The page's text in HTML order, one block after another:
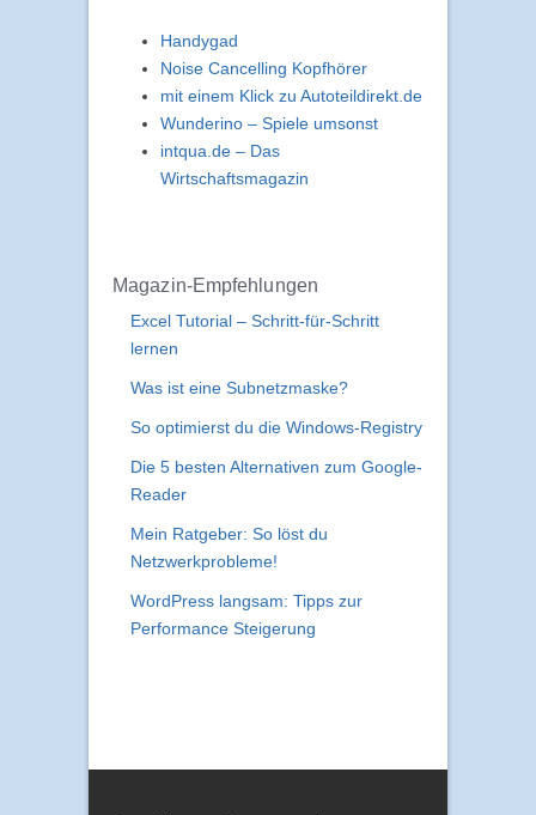
Handygad
Noise Cancelling Kopfhörer
mit einem Klick zu Autoteildirekt.de
Wunderino – Spiele umsonst
intqua.de – Das
Wirtschaftsmagazin
Magazin-Empfehlungen
Excel Tutorial – Schritt-für-Schritt
lernen
Was ist eine Subnetzmaske?
So optimierst du die Windows-Registry
Die 5 besten Alternativen zum Google-
Reader
Mein Ratgeber: So löst du
Netzwerkprobleme!
WordPress langsam: Tipps zur
Performance Steigerung